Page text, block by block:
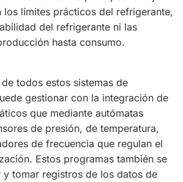
los límites prácticos del refrigerante,
del refrigerante ni las
hasta consumo.
todos estos sistemas de
gestionar con la integración de
que mediante autómatas
de presión, de temperatura,
de frecuencia que regulan el
Estos programas también se
y tomar registros de los datos de